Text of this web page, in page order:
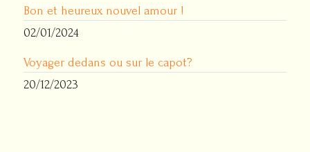
Bon et heureux nouvel amour !
02/01/2024
Voyager dedans ou sur le capot?
20/12/2023